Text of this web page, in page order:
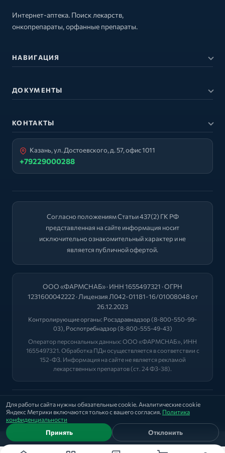
Для работы сайта нужны обязательные cookie. Аналитические cookie
Яндекс Метрики включаются только с вашего согласия. Политика
конфиденциальности
Принять Отклонить
Интернет-аптека. Поиск лекарств,
онкопрепараты, орфанные препараты.
НАВИГАЦИЯ
ДОКУМЕНТЫ
КОНТАКТЫ
Казань, ул. Достоевского, д. 57, офис 1011
+79229000288
Согласно положениям Статьи 437(2) ГК РФ
представленная на сайте информация носит
исключительно ознакомительный характер и не
является публичной офертой.
ООО «ФАРМСНАБ» · ИНН 1655497321 · ОГРН
1231600042222 · Лицензия Л042-01181-16/01008048 от
26.12.2023
Контролирующие органы: Росздравнадзор(8-800-550-99-
03), Роспотребнадзор(8-800-555-49-43)
Оператор персональных данных: ООО «ФАРМСНАБ», ИНН
1655497321. Обработка ПДн осуществляется в соответствии с
152-ФЗ. Информация на сайте не является рекламой
лекарственных препаратов (ст. 24 ФЗ-38).
2026 © "ФАРМА+"
Политика | Оферта | Лицензии